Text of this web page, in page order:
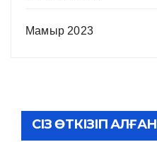
Мамыр 2023
СІЗ ӨТКІЗІП АЛҒАН